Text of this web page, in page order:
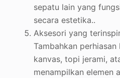
sepatu lain yang
secara estetika..
Aksesori yang
Tambahkan
kanvas, topi jerami,
menampilkan elemen